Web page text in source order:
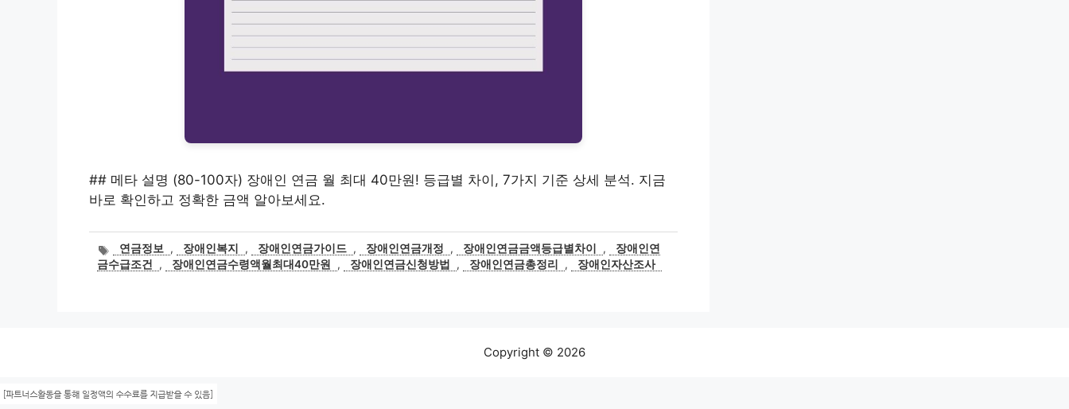
## 메타 설명 (80-100자) 장애인 연금 월 최대 40만원! 등급별 차이, 7가지 기준 상세 분석. 지금
바로 확인하고 정확한 금액 알아보세요.
태
그
연금정보 , 장애인복지 , 장애인연금가이드 , 장애인연금개정 , 장애인연금금액등급별차이 ,
장애인연
금수급조건
, 장애인연금수령액월최대40만원 , 장애인연금신청방법 , 장애인연금총정리 , 장애인자산조사
Copyright © 2026